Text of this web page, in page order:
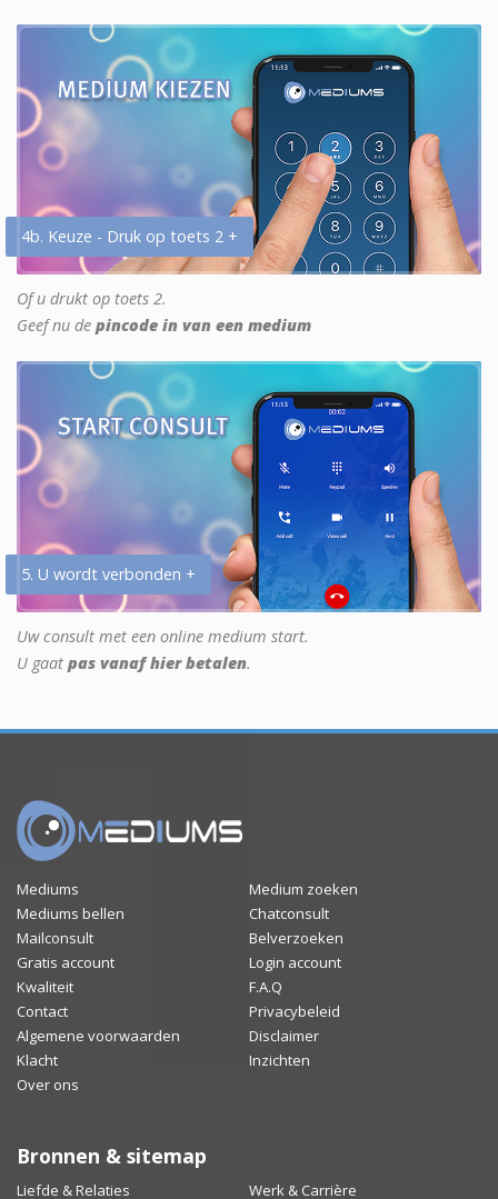
4b. Keuze - Druk op toets 2 +
Of u drukt op toets 2.
Geef nu de pincode in van een medium
5. U wordt verbonden +
Uw consult met een online medium start.
U gaat pas vanaf hier betalen.
Mediums
Medium zoeken
Mediums bellen
Chatconsult
Mailconsult
Belverzoeken
Gratis account
Login account
Kwaliteit
F.A.Q
Contact
Privacybeleid
Algemene voorwaarden
Disclaimer
Klacht
Inzichten
Over ons
Bronnen & sitemap
Liefde & Relaties Werk & Carrière